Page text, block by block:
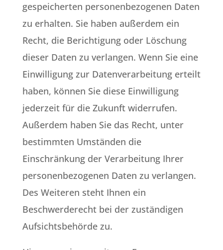
gespeicherten personenbezogenen Daten
zu erhalten. Sie haben außerdem ein
Recht, die Berichtigung oder Löschung
dieser Daten zu verlangen. Wenn Sie eine
Einwilligung zur Datenverarbeitung erteilt
haben, können Sie diese Einwilligung
jederzeit für die Zukunft widerrufen.
Außerdem haben Sie das Recht, unter
bestimmten Umständen die
Einschränkung der Verarbeitung Ihrer
personenbezogenen Daten zu verlangen.
Des Weiteren steht Ihnen ein
Beschwerderecht bei der zuständigen
Aufsichtsbehörde zu.